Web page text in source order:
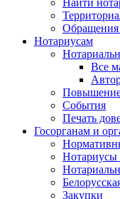
Найти
Обращения
Нотариусам
Все
События
Печать
Госорганам и
Нотариусы
Закупки